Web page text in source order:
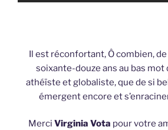
Il est réconfortant, Ô combien,
soixante-douze ans au bas mot
athéïste et globaliste, que de si
émergent encore et
Merci Virginia Vota pour votre